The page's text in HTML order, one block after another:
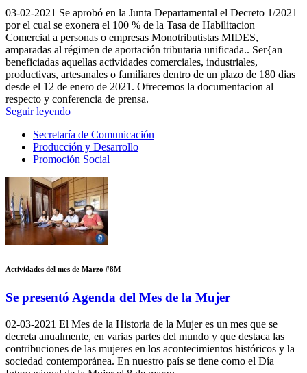
03-02-2021 Se aprobó en la Junta Departamental el Decreto 1/2021
por el cual se exonera el 100 % de la Tasa de Habilitacion
Comercial a personas o empresas Monotributistas MIDES,
amparadas al régimen de aportación tributaria unificada.. Ser{an
beneficiadas aquellas actividades comerciales, industriales,
productivas, artesanales o familiares dentro de un plazo de 180 dias
desde el 12 de enero de 2021. Ofrecemos la documentacion al
respecto y conferencia de prensa.
Seguir leyendo
Secretaría de Comunicación
Producción y Desarrollo
Promoción Social
Actividades del mes de Marzo #8M
Se presentó Agenda del Mes de la Mujer
02-03-2021 El Mes de la Historia de la Mujer es un mes que se
decreta anualmente, en varias partes del mundo y que destaca las
contribuciones de las mujeres en los acontecimientos históricos y la
sociedad contemporánea. En nuestro país se tiene como el Día